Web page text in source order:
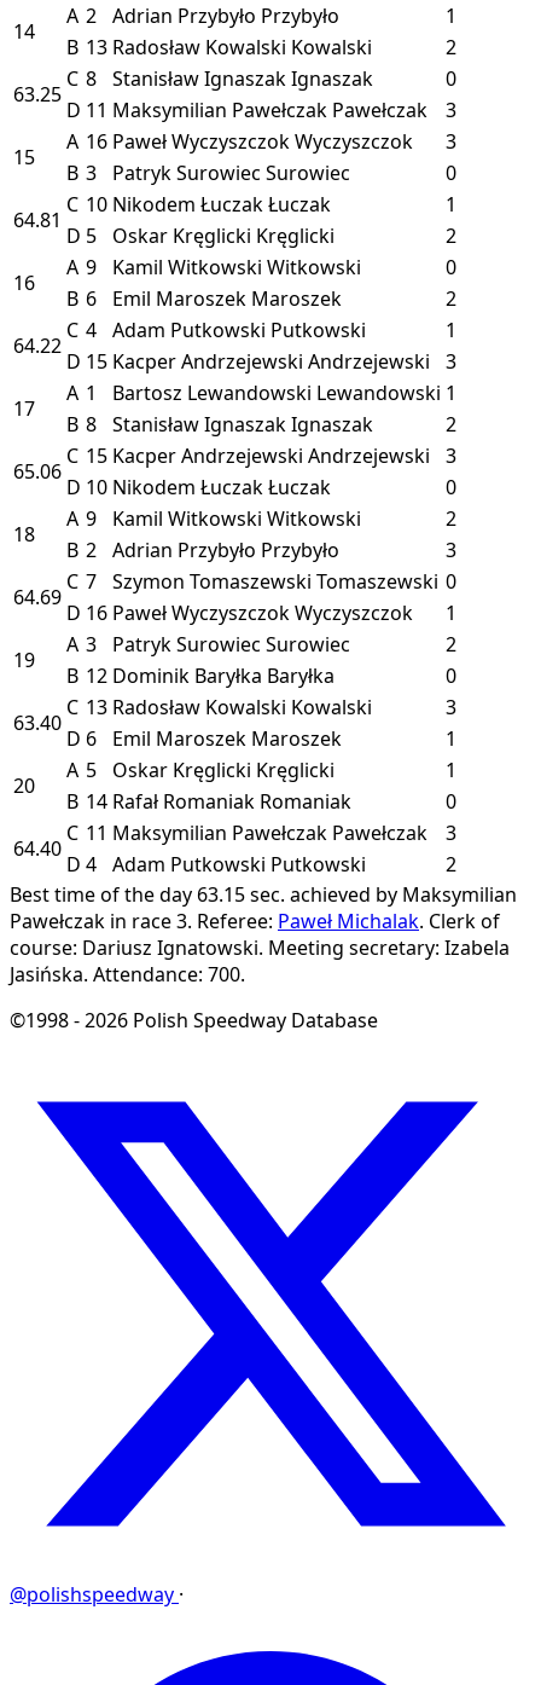
14
A 2 Adrian Przybyło Przybyło
1
B 13 Radosław Kowalski Kowalski
2
63.25
C 8 Stanisław IgnaszakIgnaszak
0
D 11 Maksymilian Pawełczak Pawełczak
3
15
A 16 Paweł WyczyszczokWyczyszczok
3
B 3 Patryk Surowiec Surowiec
0
64.81
C 10 Nikodem ŁuczakŁuczak
1
D 5 Oskar Kręglicki Kręglicki
2
16
A 9 Kamil Witkowski Witkowski
0
B 6 Emil Maroszek Maroszek
2
64.22
C 4 Adam Putkowski Putkowski
1
D 15 Kacper Andrzejewski Andrzejewski
3
17
A 1 Bartosz Lewandowski Lewandowski 1
B 8 Stanisław IgnaszakIgnaszak
2
65.06
C 15 Kacper Andrzejewski Andrzejewski
3
D 10 Nikodem ŁuczakŁuczak
0
18
A 9 Kamil Witkowski Witkowski
2
B 2 Adrian Przybyło Przybyło
3
64.69
C 7 Szymon Tomaszewski Tomaszewski 0
D 16 Paweł WyczyszczokWyczyszczok
1
19
A 3 Patryk Surowiec Surowiec
2
B 12 Dominik Baryłka Baryłka
0
63.40
C 13 Radosław Kowalski Kowalski
3
D 6 Emil Maroszek Maroszek
1
20
A 5 Oskar Kręglicki Kręglicki
1
B 14 Rafał Romaniak Romaniak
0
64.40
C 11 Maksymilian Pawełczak Pawełczak
3
D 4 Adam Putkowski Putkowski
2
Best time of the day 63.15 sec. achieved by Maksymilian
Pawełczak in race 3. Referee: Paweł Michalak. Clerk of
course: Dariusz Ignatowski. Meeting secretary: Izabela
Jasińska. Attendance: 700.
©1998 - 2026 Polish Speedway Database
@polishspeedway ·